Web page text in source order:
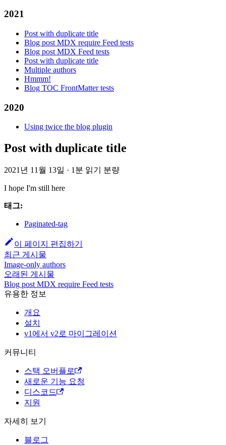
2021
Post with duplicate title
Blog post MDX require Feed tests
Blog post MDX Feed tests
Post with duplicate title
Multiple authors
Hmmm!
Blog TOC FrontMatter tests
2020
Using twice the blog plugin
Post with duplicate title
2021년 11월 13일 · 1분 읽기 분량
I hope I'm still here
태그:
Paginated-tag
이 페이지 편집하기
최근 게시물
Image-only authors
오래된 게시물
Blog post MDX require Feed tests
유용한 정보
개요
설치
v1에서 v2로 마이그레이션
커뮤니티
스택 오버플로
새로운 기능 요청
디스코드
지원
자세히 보기
블로그